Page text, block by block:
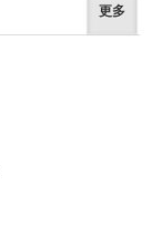
更多